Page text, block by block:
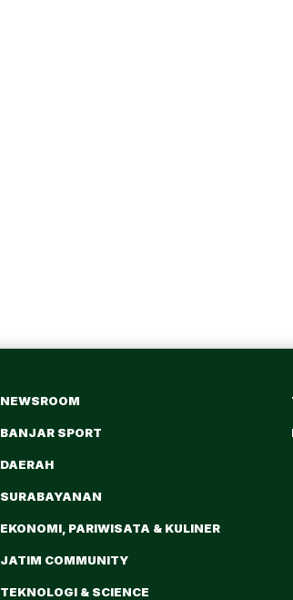
NEWSROOM
BANJAR SPORT
DAERAH
SURABAYANAN
EKONOMI, PARIWISATA & KULINER
JATIM COMMUNITY
TEKNOLOGI & SCIENCE